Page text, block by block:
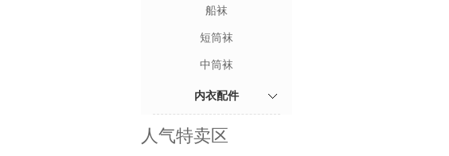
船袜
短筒袜
中筒袜
内衣配件
人气特卖区